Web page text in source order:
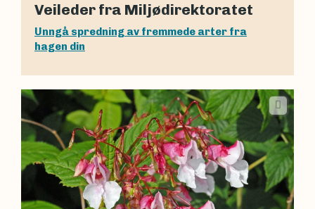
Veileder fra Miljødirektoratet
Unngå spredning av fremmede arter fra
hagen din